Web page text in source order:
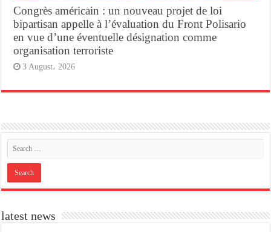
Congrès américain : un nouveau projet de loi
bipartisan appelle à l’évaluation du Front Polisario
en vue d’une éventuelle désignation comme
organisation terroriste
3 August، 2026
latest news